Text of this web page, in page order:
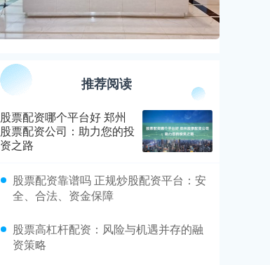
推荐阅读
股票配资哪个平台好 郑州
股票配资公司：助力您的投
资之路
​股票配资靠谱吗 正规炒股配资平台：安
全、合法、资金保障
​股票高杠杆配资：风险与机遇并存的融
资策略